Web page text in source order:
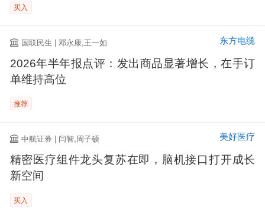
买入
国联民生 | 邓永康,王一如 东方电缆
2026年半年报点评：发出商品显著增长，在手订
单维持高位
推荐
中航证券 | 闫智,周子硕 美好医疗
精密医疗组件龙头复苏在即，脑机接口打开成长
新空间
买入